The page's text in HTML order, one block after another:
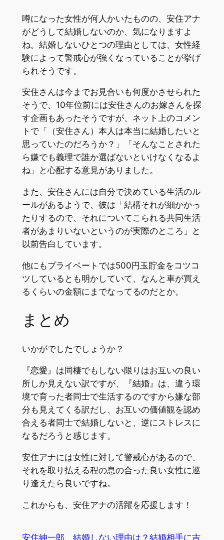
噂になった女性が何人かいたものの、安住アナ
がどうして結婚しないのか、気になりますよ
ね。結婚しないひとつの理由としては、女性経
験によって警戒心が強くなっていることが挙げ
られそうです。
安住さんは今までお見合いも何度かさせられた
そうで、10年位前には安住さんのお嫁さんを探
す企画もあったそうですが、ネット上のコメン
トで「（安住さん）本人は本当に結婚したいと
思っていたのだろうか？」「そんなことされた
ら嫌でも義理で誰か選ばないといけなくなるよ
ね」と心配する意見がありました。
また、安住さんには自分で決めている生活のル
ールがあるようで、彼は「結構それが細かかっ
たりするので、それについてこられる共同生活
者があまりいないというのが実際のところ」と
以前告白しています。
他にもプライベートでは500円玉貯金をコツコ
ツしているとも明かしていて、なんと車が買え
るくらいの金額にまでなってるのだとか。
まとめ
いかがでしたでしょうか？
『恋愛』は同棲でもしない限りはお互いの良い
所しか見えない訳ですが、『結婚』は、違う環
境で育った者同士で生活するのですから嫌な部
分も見えてくる訳だし、お互いの価値観を認め
合える者同士で結婚しないと、逆にストレスに
なるだろうと感じます。
安住アナには女性に対して警戒心があるので、
それを取り払える程の息の合った良い女性に巡
り逢えたら良いですね。
これからも、安住アナの活躍を応援します！
安住紳一郎、結婚しない理由は？結婚相手に吉